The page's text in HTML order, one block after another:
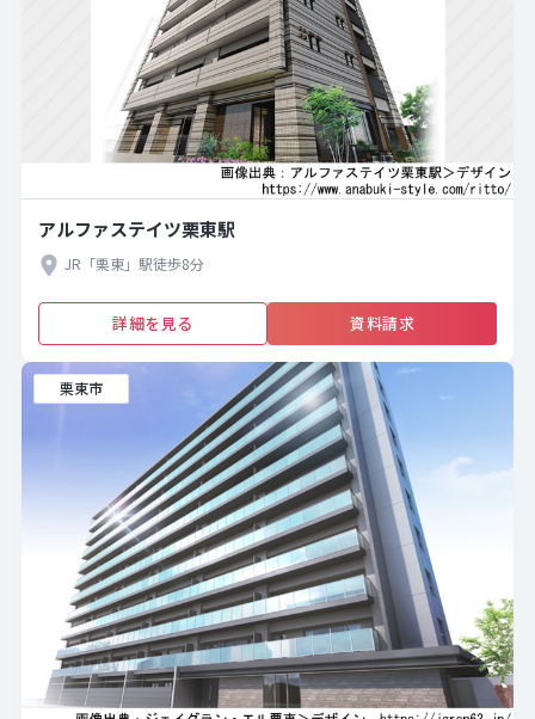
アルファステイツ栗東駅
JR「栗東」駅徒歩8分
詳細を見る 資料請求
栗東市